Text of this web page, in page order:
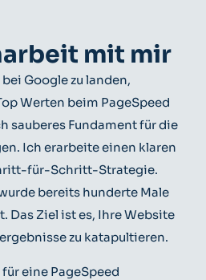
mit mir
bei Google zu landen,
Werten beim PageSpeed
sauberes Fundament für die
Ich erarbeite einen klaren
für-Schritt-Strategie.
bereits hunderte Male
Das Ziel ist es, Ihre Website
zu katapultieren.
eine PageSpeed